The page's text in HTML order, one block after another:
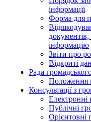
інформації
Форма для
інформацію
Звіти про
Відкриті
Рада
Положення
Консультації з
Електронні
Публічні
Орієнтовні